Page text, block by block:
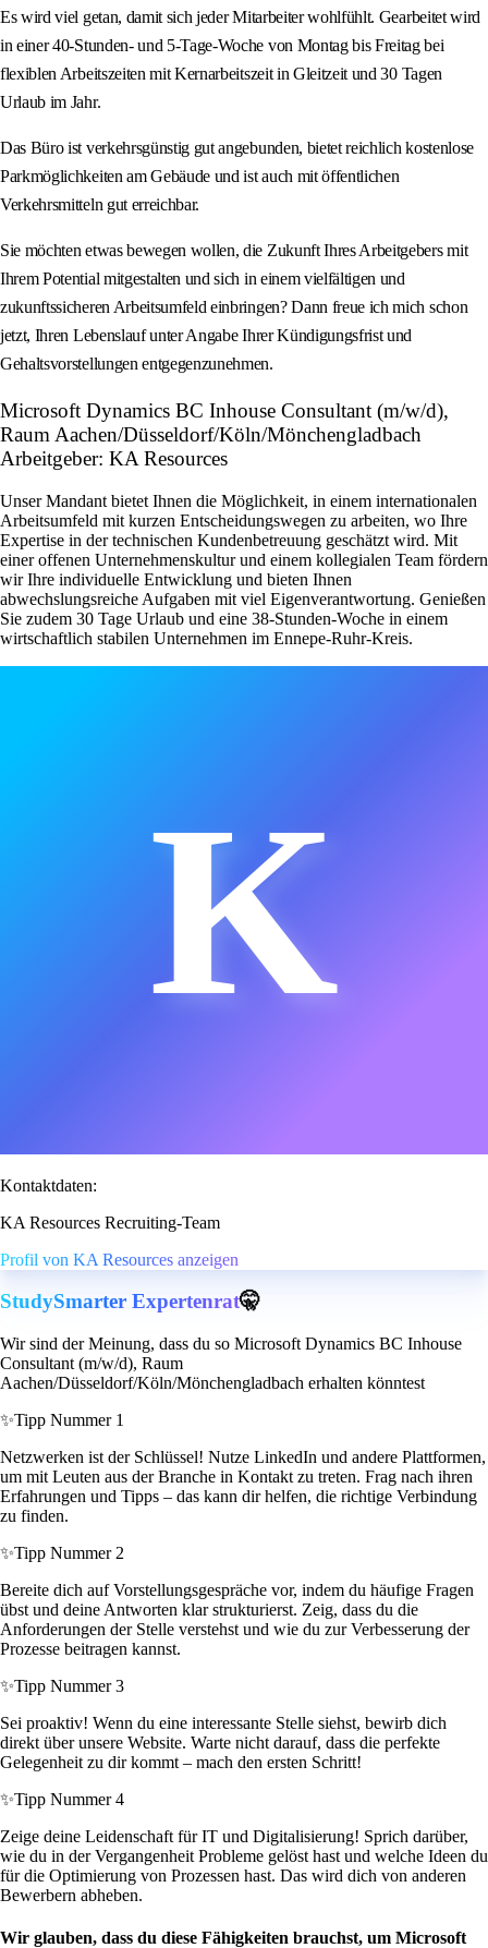
Es wird viel getan, damit sich jeder Mitarbeiter wohlfühlt. Gearbeitet wird
in einer 40-Stunden- und 5-Tage-Woche von Montag bis Freitag bei
flexiblen Arbeitszeiten mit Kernarbeitszeit in Gleitzeit und 30 Tagen
Urlaub im Jahr.
Das Büro ist verkehrsgünstig gut angebunden, bietet reichlich kostenlose
Parkmöglichkeiten am Gebäude und ist auch mit öffentlichen
Verkehrsmitteln gut erreichbar.
Sie möchten etwas bewegen wollen, die Zukunft Ihres Arbeitgebers mit
Ihrem Potential mitgestalten und sich in einem vielfältigen und
zukunftssicheren Arbeitsumfeld einbringen? Dann freue ich mich schon
jetzt, Ihren Lebenslauf unter Angabe Ihrer Kündigungsfrist und
Gehaltsvorstellungen entgegenzunehmen.
Microsoft Dynamics BC Inhouse Consultant (m/w/d),
Raum Aachen/Düsseldorf/Köln/Mönchengladbach
Arbeitgeber: KA Resources
Unser Mandant bietet Ihnen die Möglichkeit, in einem internationalen
Arbeitsumfeld mit kurzen Entscheidungswegen zu arbeiten, wo Ihre
Expertise in der technischen Kundenbetreuung geschätzt wird. Mit
einer offenen Unternehmenskultur und einem kollegialen Team fördern
wir Ihre individuelle Entwicklung und bieten Ihnen
abwechslungsreiche Aufgaben mit viel Eigenverantwortung. Genießen
Sie zudem 30 Tage Urlaub und eine 38-Stunden-Woche in einem
wirtschaftlich stabilen Unternehmen im Ennepe-Ruhr-Kreis.
K
Kontaktdaten:
KA Resources Recruiting-Team
Profil von KA Resources anzeigen
StudySmarter Expertenrat🤫
Wir sind der Meinung, dass du so Microsoft Dynamics BC Inhouse
Consultant (m/w/d), Raum
Aachen/Düsseldorf/Köln/Mönchengladbach erhalten könntest
✨Tipp Nummer 1
Netzwerken ist der Schlüssel! Nutze LinkedIn und andere Plattformen,
um mit Leuten aus der Branche in Kontakt zu treten. Frag nach ihren
Erfahrungen und Tipps – das kann dir helfen, die richtige Verbindung
zu finden.
✨Tipp Nummer 2
Bereite dich auf Vorstellungsgespräche vor, indem du häufige Fragen
übst und deine Antworten klar strukturierst. Zeig, dass du die
Anforderungen der Stelle verstehst und wie du zur Verbesserung der
Prozesse beitragen kannst.
✨Tipp Nummer 3
Sei proaktiv! Wenn du eine interessante Stelle siehst, bewirb dich
direkt über unsere Website. Warte nicht darauf, dass die perfekte
Gelegenheit zu dir kommt – mach den ersten Schritt!
✨Tipp Nummer 4
Zeige deine Leidenschaft für IT und Digitalisierung! Sprich darüber,
wie du in der Vergangenheit Probleme gelöst hast und welche Ideen du
für die Optimierung von Prozessen hast. Das wird dich von anderen
Bewerbern abheben.
Wir glauben, dass du diese Fähigkeiten brauchst, um Microsoft